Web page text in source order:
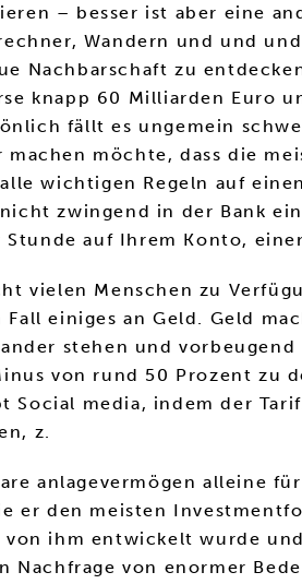
– besser ist aber eine
Wandern und und
Nachbarschaft zu
knapp 60 Milliarden Euro
fällt es ungemein
möchte, dass die
wichtigen Regeln auf
zwingend in der Bank
auf Ihrem Konto,
vielen Menschen zu
einiges an Geld. Geld
stehen und
von rund 50 Prozent zu
media, indem der
z.
anlagevermögen alleine
er den meisten
ihm entwickelt wurde
von enormer